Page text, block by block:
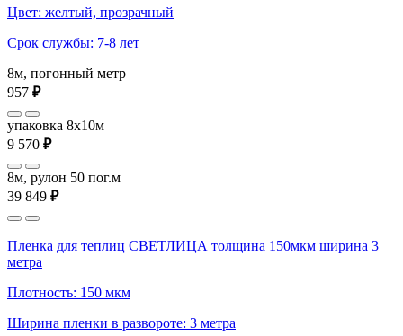
Цвет: желтый, прозрачный
Срок службы: 7-8 лет
8м, погонный метр
957 ₽
упаковка 8x10м
9 570 ₽
8м, рулон 50 пог.м
39 849 ₽
Пленка для теплиц СВЕТЛИЦА толщина 150мкм ширина 3
метра
Плотность: 150 мкм
Ширина пленки в развороте: 3 метра